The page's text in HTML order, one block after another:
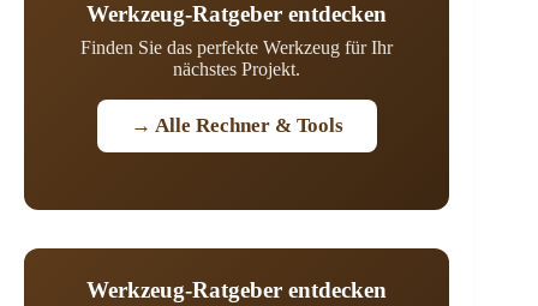
Werkzeug-Ratgeber entdecken
Finden Sie das perfekte Werkzeug für Ihr
nächstes Projekt.
→ Alle Rechner & Tools
Werkzeug-Ratgeber entdecken